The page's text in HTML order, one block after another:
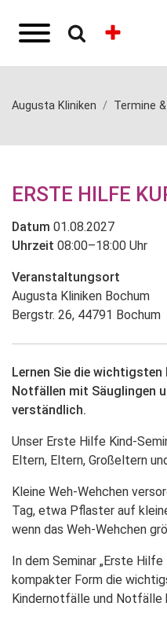
Augusta Kliniken Termine
ERSTE HILFE
Datum 01.08.2027
Uhrzeit 08:00–18:00 Uhr
Veranstaltungsort
Augusta Kliniken Bochum
Bergstr. 26, 44791 Bochum
Lernen Sie die
Notfällen mit Säuglingen
verständlich.
Unser Erste Hilfe Kind-
Eltern, Eltern, Großeltern
Kleine Weh-Wehchen
Tag, etwa Pflaster auf
wenn das Weh-Wehchen
In dem Seminar „Erste
kompakter Form die
Kindernotfälle und Notfälle